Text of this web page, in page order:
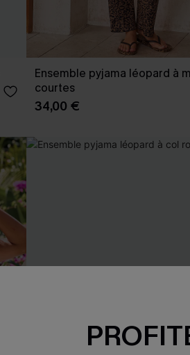
Ensemble pyjama léopard à
courtes
34,00 €